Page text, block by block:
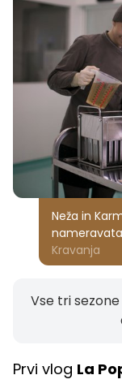
Neža in
Kravanja
Vse tri
Prvi vlog La